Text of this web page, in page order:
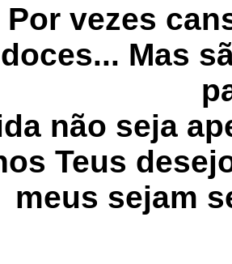
Por vezes
Mas
não seja
Teus
meus sejam